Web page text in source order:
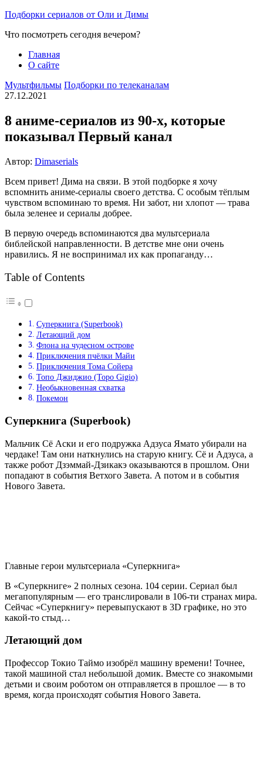
Перейти
содержимому
Подборки сериалов от Оли и Димы
Что посмотреть сегодня вечером?
Главная
О сайте
Мультфильмы Подборки по телеканалам
27.12.2021
8 аниме-сериалов из 90-х, которые
показывал Первый канал
Автор: Dimaserials
Всем привет! Дима на связи. В этой подборке я хочу
вспомнить аниме-сериалы своего детства. С особым тёплым
чувством вспоминаю то время. Ни забот, ни хлопот — трава
была зеленее и сериалы добрее.
В первую очередь вспоминаются два мультсериала
библейской направленности. В детстве мне они очень
нравились. Я не воспринимал их как пропаганду…
Table of Contents
Суперкнига (Superbook)
Летающий дом
Флона на чудесном острове
Приключения пчёлки Майи
Приключения Тома Сойера
Топо Джиджио (Topo Gigio)
Необыкновенная схватка
Покемон
Суперкнига (Superbook)
Мальчик Сё Аски и его подружка Адзуса Ямато убирали на
чердаке! Там они наткнулись на старую книгу. Сё и Адзуса, а
также робот Дзэммай-Дзикакэ оказываются в прошлом. Они
попадают в события Ветхого Завета. А потом и в события
Нового Завета.
Главные герои мультсериала «Суперкнига»
В «Суперкниге» 2 полных сезона. 104 серии. Сериал был
мегапопулярным — его транслировали в 106-ти странах мира.
Сейчас «Суперкнигу» перевыпускают в 3D графике, но это
какой-то стыд…
Летающий дом
Профессор Токио Таймо изобрёл машину времени! Точнее,
такой машиной стал небольшой домик. Вместе со знакомыми
детьми и своим роботом он отправляется в прошлое — в то
время, когда происходят события Нового Завета.